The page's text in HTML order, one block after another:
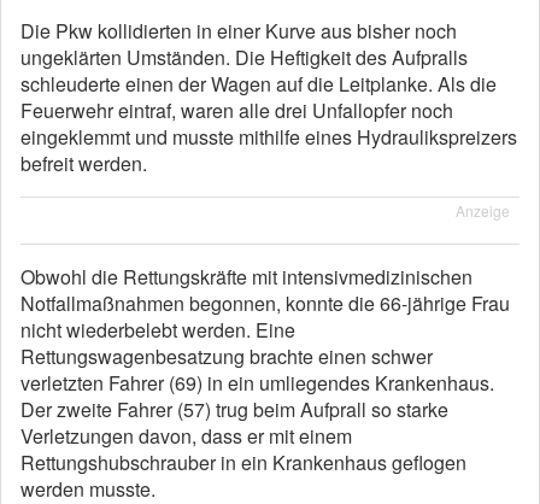
Die Pkw kollidierten in einer Kurve aus bisher noch
ungeklärten Umständen. Die Heftigkeit des Aufpralls
schleuderte einen der Wagen auf die Leitplanke. Als die
Feuerwehr eintraf, waren alle drei Unfallopfer noch
eingeklemmt und musste mithilfe eines Hydraulikspreizers
befreit werden.
Anzeige
Obwohl die Rettungskräfte mit intensivmedizinischen
Notfallmaßnahmen begonnen, konnte die 66-jährige Frau
nicht wiederbelebt werden. Eine
Rettungswagenbesatzung brachte einen schwer
verletzten Fahrer (69) in ein umliegendes Krankenhaus.
Der zweite Fahrer (57) trug beim Aufprall so starke
Verletzungen davon, dass er mit einem
Rettungshubschrauber in ein Krankenhaus geflogen
werden musste.